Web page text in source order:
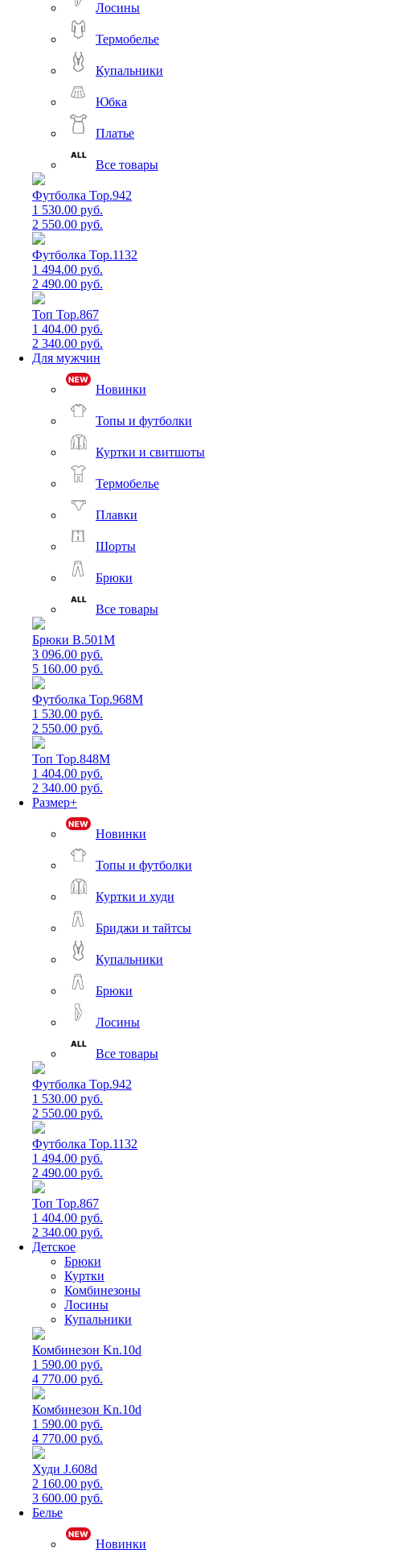
Лосины
Термобелье
Купальники
Юбка
Платье
Все товары
Футболка Top.942
1 530.00 руб.
2 550.00 руб.
Футболка Top.1132
1 494.00 руб.
2 490.00 руб.
Топ Top.867
1 404.00 руб.
2 340.00 руб.
Для мужчин
Новинки
Топы и футболки
Куртки и свитшоты
Термобелье
Плавки
Шорты
Брюки
Все товары
Брюки B.501M
3 096.00 руб.
5 160.00 руб.
Футболка Top.968M
1 530.00 руб.
2 550.00 руб.
Топ Top.848M
1 404.00 руб.
2 340.00 руб.
Размер+
Новинки
Топы и футболки
Куртки и худи
Бриджи и тайтсы
Купальники
Брюки
Лосины
Все товары
Футболка Top.942
1 530.00 руб.
2 550.00 руб.
Футболка Top.1132
1 494.00 руб.
2 490.00 руб.
Топ Top.867
1 404.00 руб.
2 340.00 руб.
Детское
Брюки
Куртки
Комбинезоны
Лосины
Купальники
Комбинезон Kn.10d
1 590.00 руб.
4 770.00 руб.
Комбинезон Kn.10d
1 590.00 руб.
4 770.00 руб.
Худи J.608d
2 160.00 руб.
3 600.00 руб.
Белье
Новинки